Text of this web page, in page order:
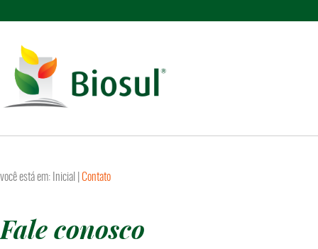
você está em: Inicial Contato
Fale conosco